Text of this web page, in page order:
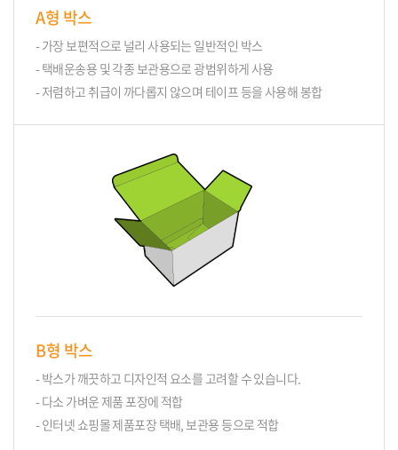
A형 박스
- 가장 보편적으로 널리 사용되는 일반적인 박스
- 택배운송용 및 각종 보관용으로 광범위하게 사용
- 저렴하고 취급이 까다롭지 않으며 테이프 등을 사용해 봉합
B형 박스
- 박스가 깨끗하고 디자인적 요소를 고려할 수 있습니다.
- 다소 가벼운 제품 포장에 적합
- 인터넷 쇼핑몰 제품포장 택배, 보관용 등으로 적합